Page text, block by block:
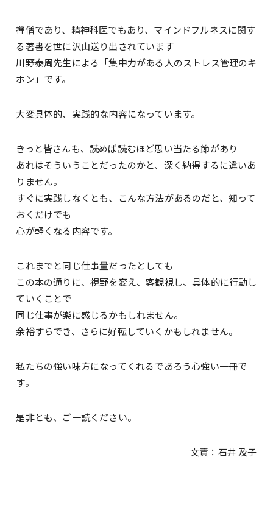
禅僧であり、精神科医でもあり、マインドフルネスに関す
る著書を世に沢山送り出されています
川野泰周先生による「集中力がある人のストレス管理のキ
ホン」です。
大変具体的、実践的な内容になっています。
きっと皆さんも、読めば読むほど思い当たる節があり
あれはそういうことだったのかと、深く納得するに違いあ
りません。
すぐに実践しなくとも、こんな方法があるのだと、知って
おくだけでも
心が軽くなる内容です。
これまでと同じ仕事量だったとしても
この本の通りに、視野を変え、客観視し、具体的に行動し
ていくことで
同じ仕事が楽に感じるかもしれません。
余裕すらでき、さらに好転していくかもしれません。
私たちの強い味方になってくれるであろう心強い一冊で
す。
是非とも、ご一読ください。
文責：石井 及子